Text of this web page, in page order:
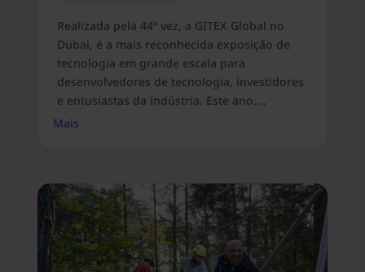
Realizada pela 44ª vez, a GITEX Global no
Dubai, é a mais reconhecida exposição de
tecnologia em grande escala para
desenvolvedores de tecnologia, investidores
e entusiastas da indústria. Este ano,...
Mais